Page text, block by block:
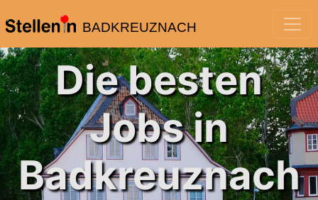
BADKREUZNACH
Die besten
Jobs in
Badkreuznach